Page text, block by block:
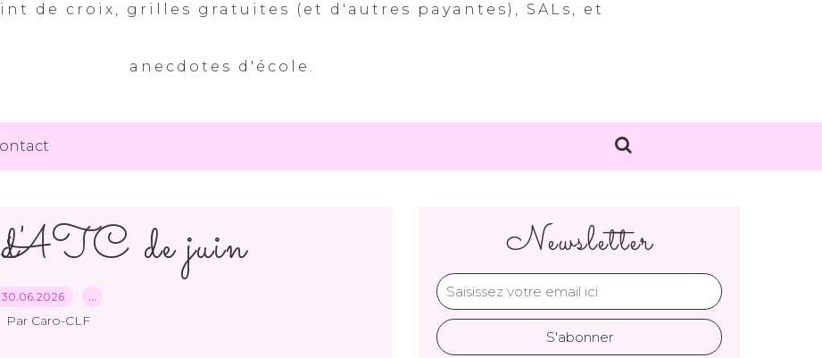
de croix, grilles gratuites (et d'autres payantes), SALs, et
anecdotes d'école.
de juin
30.06.2026 …
Par Caro-CLF
Newsletter